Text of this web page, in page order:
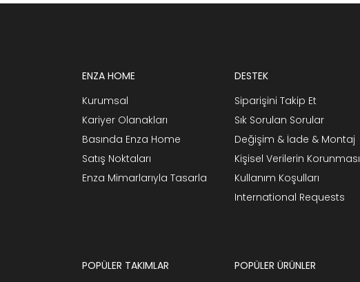
ENZA HOME
Kurumsal
Kariyer Olanakları
Basında Enza Home
Satış Noktaları
Enza Mimarlarıyla Tasarla
DESTEK
Siparişini Takip Et
Sık Sorulan Sorular
Değişim & İade & Montaj
Kişisel Verilerin Korunması
Kullanım Koşulları
International Requests
POPÜLER TAKIMLAR
POPÜLER ÜRÜNLER